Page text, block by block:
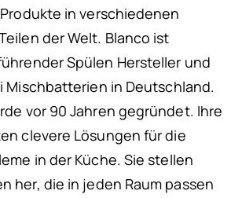
in verschiedenen
der Welt. Blanco ist
Spülen Hersteller und
Mischbatterien in Deutschland.
vor 90 Jahren gegründet. Ihre
clevere Lösungen für die
in der Küche. Sie stellen
her, die in jeden Raum passen